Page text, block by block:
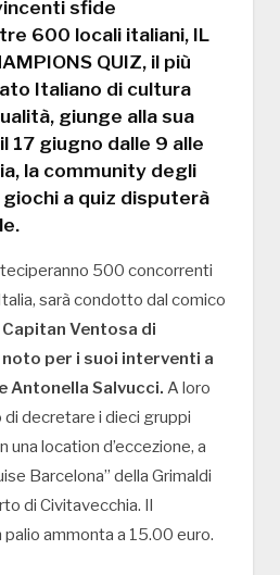
sfide
600 locali italiani, IL
QUIZ, il più
Italiano di cultura
giunge alla sua
17 giugno dalle 9 alle
la community degli
a quiz disputerà
500 concorrenti
sarà condotto dal comico
Ventosa di
noto per i suoi interventi a
Antonella Salvucci. A loro
decretare i dieci gruppi
location d’eccezione, a
Barcelona” della Grimaldi
di Civitavecchia. Il
ammonta a 15.00 euro.